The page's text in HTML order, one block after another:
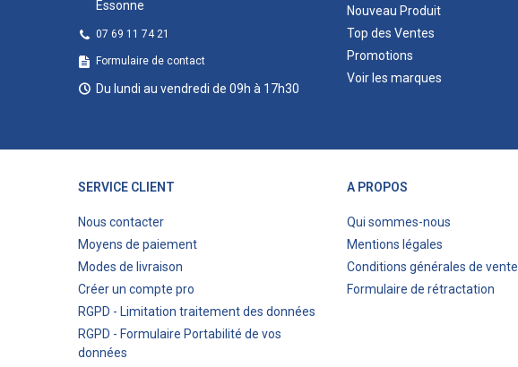
Essonne
07 69 11 74 21
Formulaire de contact
Du lundi au vendredi de 09h à 17h30
Nouveau Produit
Top des Ventes
Promotions
Voir les marques
SERVICE CLIENT
Nous contacter
Moyens de paiement
Modes de livraison
Créer un compte pro
RGPD - Limitation traitement des données
RGPD - Formulaire Portabilité de vos
données
A PROPOS
Qui sommes-nous
Mentions légales
Conditions générales de vente
Formulaire de rétractation